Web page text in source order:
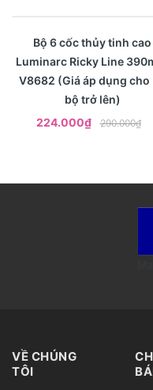
- 23% Xem nhanh
Bộ 6 cốc thủy tinh cao
Luminarc Ricky Line
V8682 (Giá áp dụng cho
bộ trở lên)
224.000₫
290.000₫
VỀ CHÚNG
TÔI